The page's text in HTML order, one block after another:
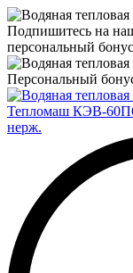
Подпишитесь на
персональный
Персональный